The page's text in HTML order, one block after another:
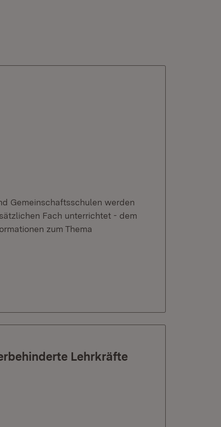
Gemeinschaftsschulen werden
Fach unterrichtet - dem
zum Thema
Lehrkräfte